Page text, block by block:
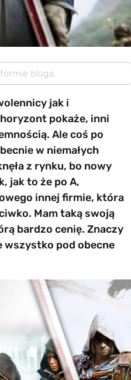
bloga.
jak i
pokaże, inni
Ale coś po
w niemałych
z rynku, bo nowy
jak to że po A,
innej firmie, która
Mam taką swoją
bardzo cenię. Znaczy
wszystko pod obecne